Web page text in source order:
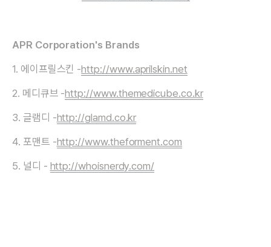
APR Corporation's Brands
1. 에이프릴스킨 -http://www.aprilskin.net
2. 메디큐브 -http://www.themedicube.co.kr
3. 글램디 -http://glamd.co.kr
4. 포맨트 -http://www.theforment.com
5. 널디 - http://whoisnerdy.com/